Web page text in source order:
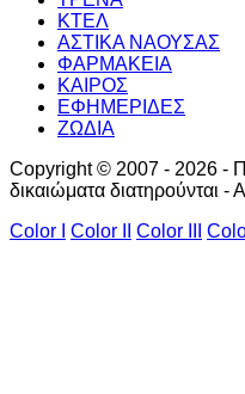
ΚΤΕΛ
ΑΣΤΙΚΑ ΝΑΟΥΣΑΣ
ΦΑΡΜΑΚΕΙΑ
ΚΑΙΡΟΣ
ΕΦΗΜΕΡΙΔΕΣ
ΖΩΔΙΑ
Copyright © 2007 - 2026 -
δικαιώματα διατηρούνται -
Color I
Color II Color III